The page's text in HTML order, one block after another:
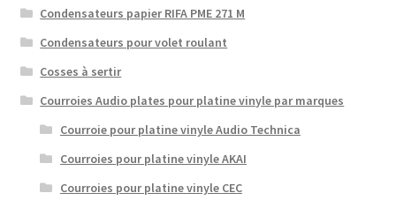
Condensateurs papier RIFA PME 271 M
Condensateurs pour volet roulant
Cosses à sertir
Courroies Audio plates pour platine vinyle par marques
Courroie pour platine vinyle Audio Technica
Courroies pour platine vinyle AKAI
Courroies pour platine vinyle CEC